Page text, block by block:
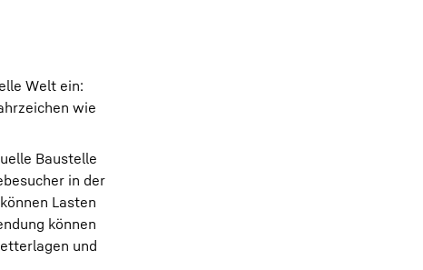
Welt ein:
wie
Baustelle
in der
Lasten
können
und